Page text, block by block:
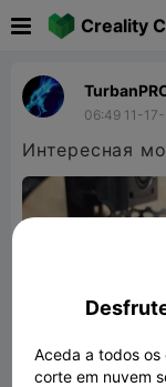
Creality
06:49 11-
Интересная
Aceda a todos
corte em nuvem